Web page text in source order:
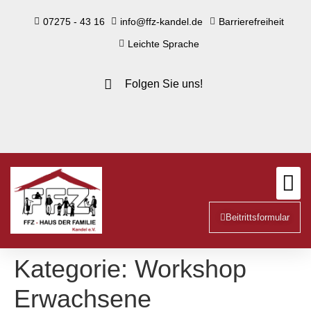
springen
Folgen Sie uns!
07275 - 43 16 info@ffz-kandel.de
Barrierefreiheit
Leichte Sprache
Beitrittsformular
Kategorie: Workshop
Erwachsene